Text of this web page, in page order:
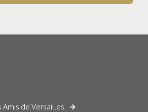
de Versailles